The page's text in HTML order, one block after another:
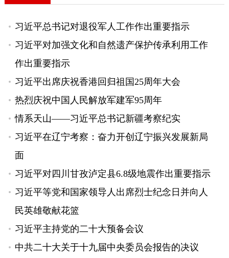
习近平总书记对退役军人工作作出重要指示
习近平对加强文化和自然遗产保护传承利用工作
作出重要指示
习近平出席庆祝香港回归祖国25周年大会
热烈庆祝中国人民解放军建军95周年
情系天山——习近平总书记新疆考察纪实
习近平在辽宁考察：奋力开创辽宁振兴发展新局
面
习近平对四川甘孜泸定县6.8级地震作出重要指示
习近平等党和国家领导人出席烈士纪念日并向人
民英雄敬献花篮
习近平主持党的二十大预备会议
中共二十大关于十九届中央委员会报告的决议